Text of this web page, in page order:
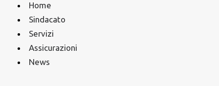
Home
Sindacato
Servizi
Assicurazioni
News